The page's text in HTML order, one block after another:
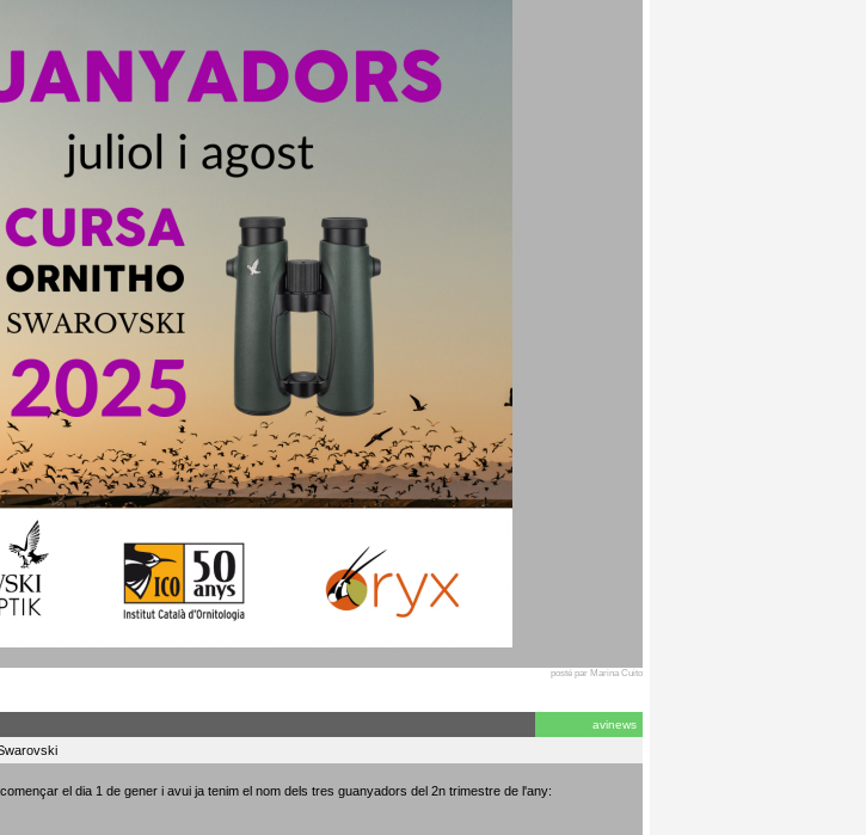
posté par Marina Cuito
avinews
el dia 1 de gener i avui ja tenim el nom dels tres guanyadors del 2n trimestre de l'any: